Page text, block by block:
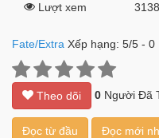
Lượt xem 3138
Fate/Extra Xếp hạng: 5/5 - 0
Theo dõi 0 Người Đã
Đọc từ đầu Đọc mới